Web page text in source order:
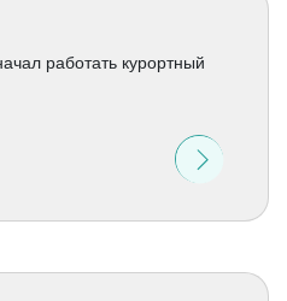
работать курортный